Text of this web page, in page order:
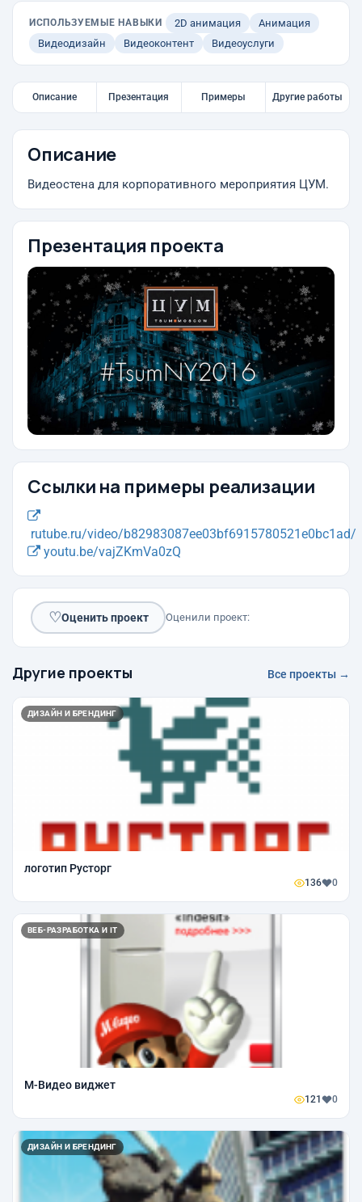
ИСПОЛЬЗУЕМЫЕ НАВЫКИ 2D анимация
Анимация
Видеодизайн
Видеоконтент Видеоуслуги
Описание Презентация Примеры Другие работы
Описание
Видеостена для корпоративного мероприятия ЦУМ.
Презентация проекта
Ссылки на примеры реализации
rutube.ru/video/b82983087ee03bf6915780521e0bc1ad/
youtu.be/vajZKmVa0zQ
♡Оценить проект Оценили проект:
Другие проекты Все проекты →
ДИЗАЙН И БРЕНДИНГ
логотип Русторг
136 0
ВЕБ-РАЗРАБОТКА И IT
М-Видео виджет
121 0
ДИЗАЙН И БРЕНДИНГ